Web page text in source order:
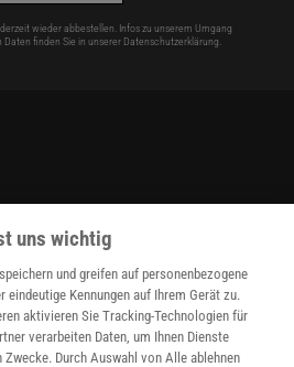
wieder abbestellen. Infos zu unserem Umgang
finden Sie in unserer Datenschutzerklärung.
uns wichtig
und greifen auf personenbezogene
eindeutige Kennungen auf Ihrem Gerät zu.
aktivieren Sie Tracking-Technologien für
verarbeiten Daten, um Ihnen Dienste
Zwecke. Durch Auswahl von Alle ablehnen